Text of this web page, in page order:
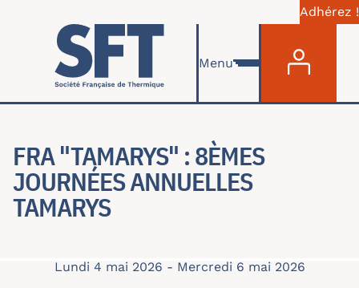
Aller au contenu principal
Adhérez !
Menu
FRA "TAMARYS" : 8ÈMES
JOURNÉES ANNUELLES
TAMARYS
Lundi 4 mai 2026 - Mercredi 6 mai 2026